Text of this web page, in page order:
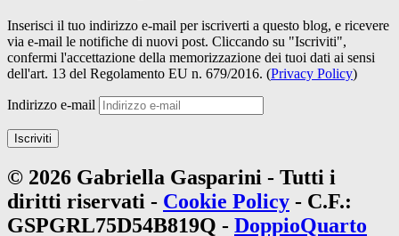
Inserisci il tuo indirizzo e-mail per iscriverti a questo blog, e ricevere
via e-mail le notifiche di nuovi post. Cliccando su "Iscriviti",
confermi l'accettazione della memorizzazione dei tuoi dati ai sensi
dell'art. 13 del Regolamento EU n. 679/2016. (Privacy Policy)
Indirizzo e-mail
Iscriviti
© 2026 Gabriella Gasparini - Tutti i
diritti riservati - Cookie Policy - C.F.:
GSPGRL75D54B819Q - DoppioQuarto